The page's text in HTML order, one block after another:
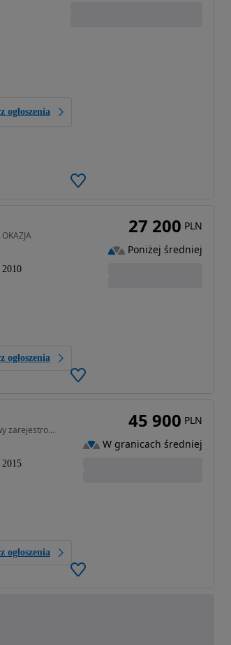
ogłoszenia
2010
ogłoszenia
27 200 PLN
Poniżej średniej
1591 cm3 • 135 KM • Piękny biały 1.6 b z Niemiec ful opcja bezwypadkowy zarejestrowany
2015
ogłoszenia
45 900 PLN
W granicach średniej